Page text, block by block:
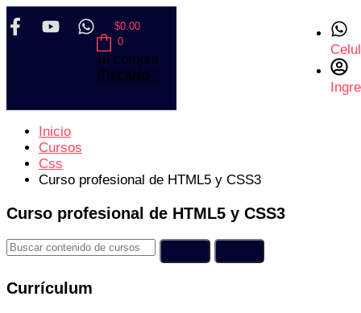
$0.00
0
Tu compra
Tu carro
Inicio
Cursos
Css
Curso profesional de HTML5 y CSS3
Curso profesional de HTML5 y CSS3
Currículum